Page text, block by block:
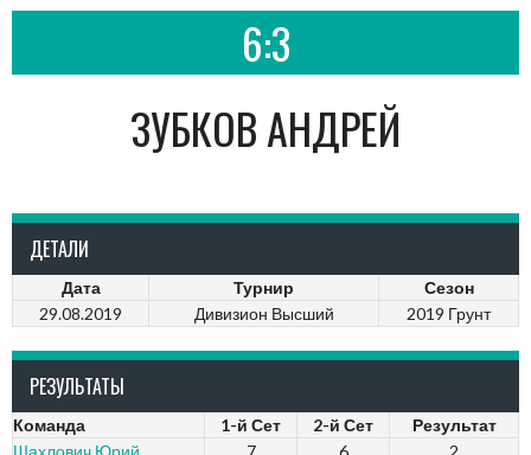
6:3
ЗУБКОВ АНДРЕЙ
ДЕТАЛИ
Дата Турнир
Сезон
29.08.2019
Дивизион Высший 2019 Грунт
РЕЗУЛЬТАТЫ
Команда 1-й Сет 2-й Сет
Результат
Шахлович Юрий
7 6 2